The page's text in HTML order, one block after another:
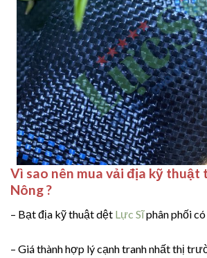
Vì sao nên mua vải địa kỹ thuật
Nông ?
– Bạt địa kỹ thuật dệt Lực Sĩphân phối có
– Giá thành hợp lý cạnh tranh nhất thị